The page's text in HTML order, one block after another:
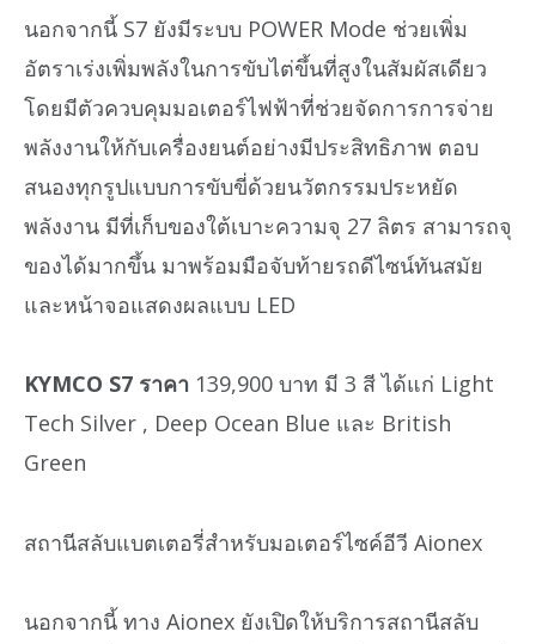
นอกจากนี้ S7 ยังมีระบบ POWER Mode ช่วยเพิ่ม
อัตราเร่งเพิ่มพลังในการขับไต่ขึ้นที่สูงในสัมผัสเดียว
โดยมีตัวควบคุมมอเตอร์ไฟฟ้าที่ช่วยจัดการการจ่าย
พลังงานให้กับเครื่องยนต์อย่างมีประสิทธิภาพ ตอบ
สนองทุกรูปแบบการขับขี่ด้วยนวัตกรรมประหยัด
พลังงาน มีที่เก็บของใต้เบาะความจุ 27 ลิตร สามารถจุ
ของได้มากขึ้น มาพร้อมมือจับท้ายรถดีไซน์ทันสมัย
และหน้าจอแสดงผลแบบ LED
KYMCO S7 ราคา 139,900 บาท มี 3 สี ได้แก่ Light
Tech Silver , Deep Ocean Blue และ British
Green
สถานีสลับแบตเตอรี่สำหรับมอเตอร์ไซค์อีวี Aionex
นอกจากนี้ ทาง Aionex ยังเปิดให้บริการสถานีสลับ